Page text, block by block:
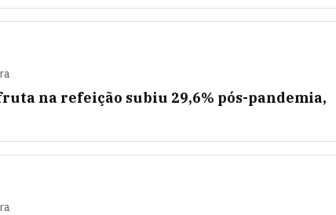
na refeição subiu 29,6% pós-pandemia,